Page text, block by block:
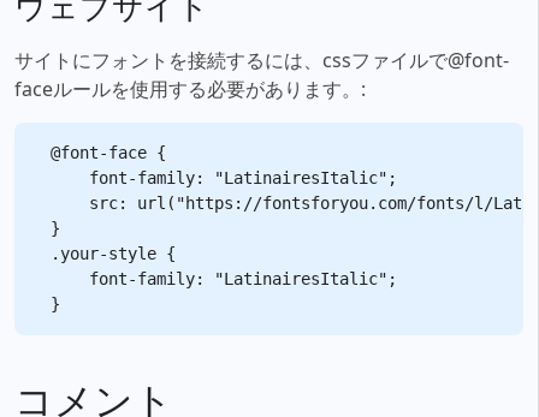
サイトにフォントを接続するには、cssファイルで@font-
faceルールを使用する必要があります。:
@font-face {
    font-family: "LatinairesItalic";
src: url("https://fontsforyou.com/fonts/l/
}
.your-style {
    font-family: "LatinairesItalic";
コメント